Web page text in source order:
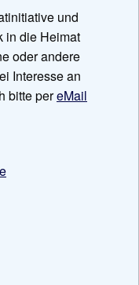
und
in die Heimat
oder andere
Interesse an
bitte pereMail